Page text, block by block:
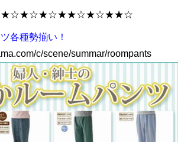
各種勢揃い！
c/scene/summar/roompants